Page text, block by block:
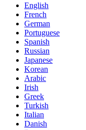
English
French
German
Portuguese
Spanish
Russian
Japanese
Korean
Arabic
Irish
Greek
Turkish
Italian
Danish